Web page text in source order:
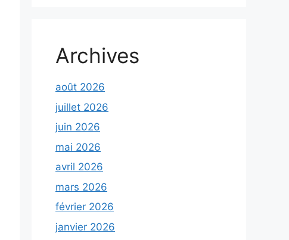
Archives
août 2026
juillet 2026
juin 2026
mai 2026
avril 2026
mars 2026
février 2026
janvier 2026